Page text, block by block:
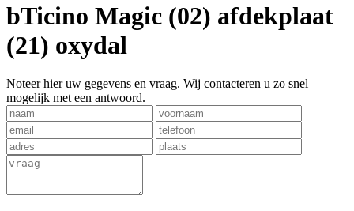
bTicino Magic (02) afdekplaat
(21) oxydal
Noteer hier uw gegevens en vraag. Wij contacteren u zo snel
mogelijk met een antwoord.